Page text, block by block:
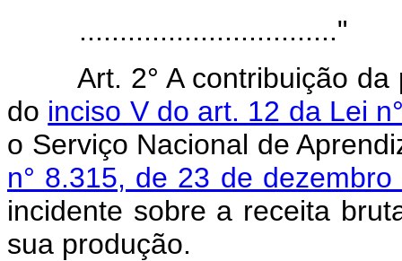
................................"
Art. 2° A contribuição
do inciso V do art. 12 da Lei
o Serviço Nacional de
n° 8.315, de 23 de
incidente sobre a receita
sua produção.